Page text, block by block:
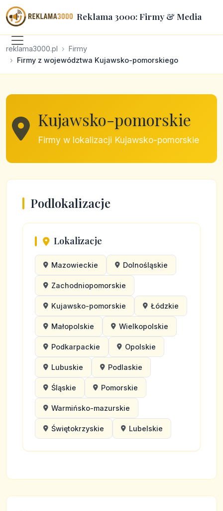
Reklama 3000: Firmy & Media
reklama3000.pl
Firmy
Firmy z województwa Kujawsko-pomorskiego
Kujawsko-pomorskie
Firmy w lokalizacji Kujawsko-pomorskie
Podlokalizacje
Lokalizacje
Mazowieckie Dolnośląskie
Zachodniopomorskie
Kujawsko-pomorskie Łódzkie
Małopolskie Wielkopolskie
Podkarpackie Opolskie
Lubuskie Podlaskie
Śląskie Pomorskie
Warmińsko-mazurskie
Świętokrzyskie Lubelskie